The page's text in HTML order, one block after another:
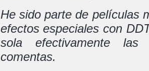
He sido parte de películas
efectos especiales con
sola efectivamente las
comentas.